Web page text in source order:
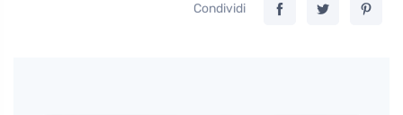
Condividi